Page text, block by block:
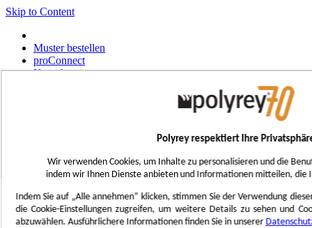
Polyrey respektiert Ihre
Wir verwenden Cookies, um Inhalte zu personalisieren und die
indem wir Ihnen Dienste anbieten und Informationen mitteilen, die
Indem Sie auf „Alle annehmen“ klicken, stimmen Sie der Verwendung
die Cookie-Einstellungen zugreifen, um weitere Details zu sehen und
abzuwählen. Ausführlichere Informationen finden Sie in unserer
Skip to Content
Muster bestellen
proConnect
Kontakt
UK - Ireland
International
Português
Italiano
Nederlands